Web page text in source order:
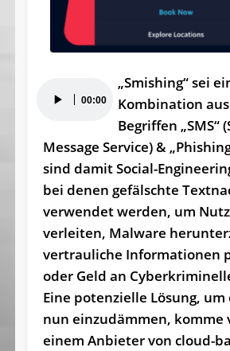
Player 00:00
„Smishing“ sei
Kombination
Begriffen „SMS“
Message Service) &
sind damit Social-
bei denen gefälschte
verwendet werden, um
verleiten, Malware
vertrauliche Informationen
oder Geld an
Eine potenzielle Lösung, um
nun einzudämmen, komme
einem Anbieter von cloud-